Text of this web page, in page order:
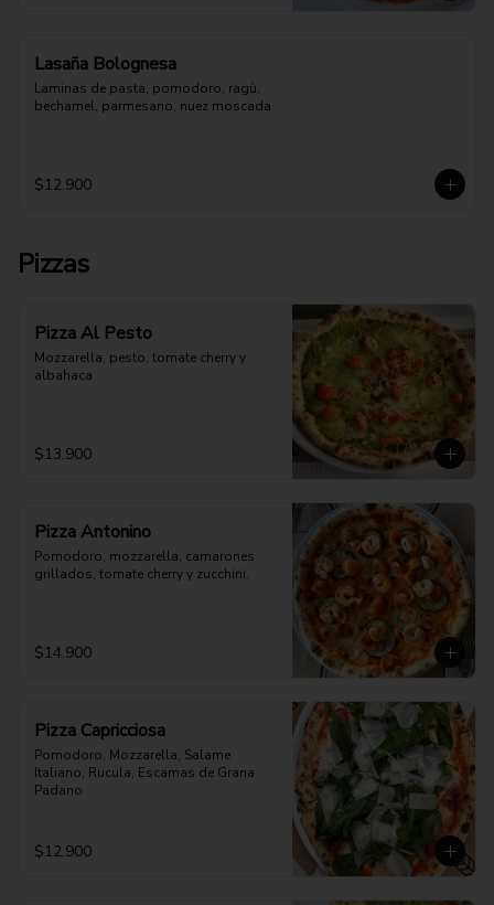
Lasaña Bolognesa
Laminas de pasta, pomodoro, ragù,
bechamel, parmesano, nuez moscada
$12.900
Pizzas
Pizza Al Pesto
Mozzarella, pesto, tomate cherry y
albahaca
$13.900
Pizza Antonino
Pomodoro, mozzarella, camarones
grillados, tomate cherry y zucchini.
$14.900
Pizza Capricciosa
Pomodoro, Mozzarella, Salame
Italiano, Rucula, Escamas de Grana
Padano
$12.900